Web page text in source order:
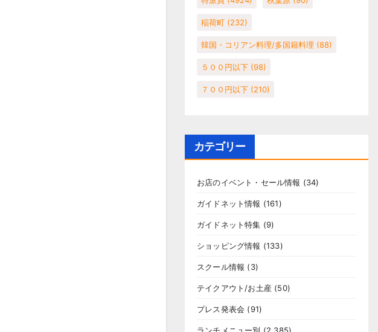
稲荷町 (232)
韓国・コリアン料理/多国籍料理 (88)
５００円以下 (98)
７００円以下 (210)
カテゴリー
お店のイベント・セール情報 (34)
ガイドネット情報 (161)
ガイドネット特集 (9)
ショッピング情報 (133)
スクール情報 (3)
テイクアウト/お土産 (50)
プレス発表会 (91)